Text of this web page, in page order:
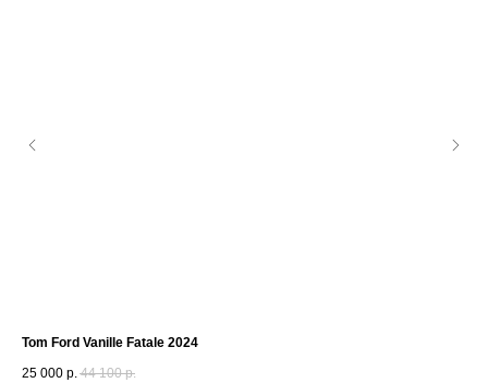
Tom Ford Vanille Fatale 2024
25 000 р. 44 100 р.